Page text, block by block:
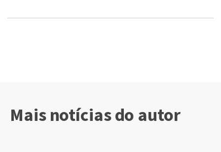
Mais notícias do autor